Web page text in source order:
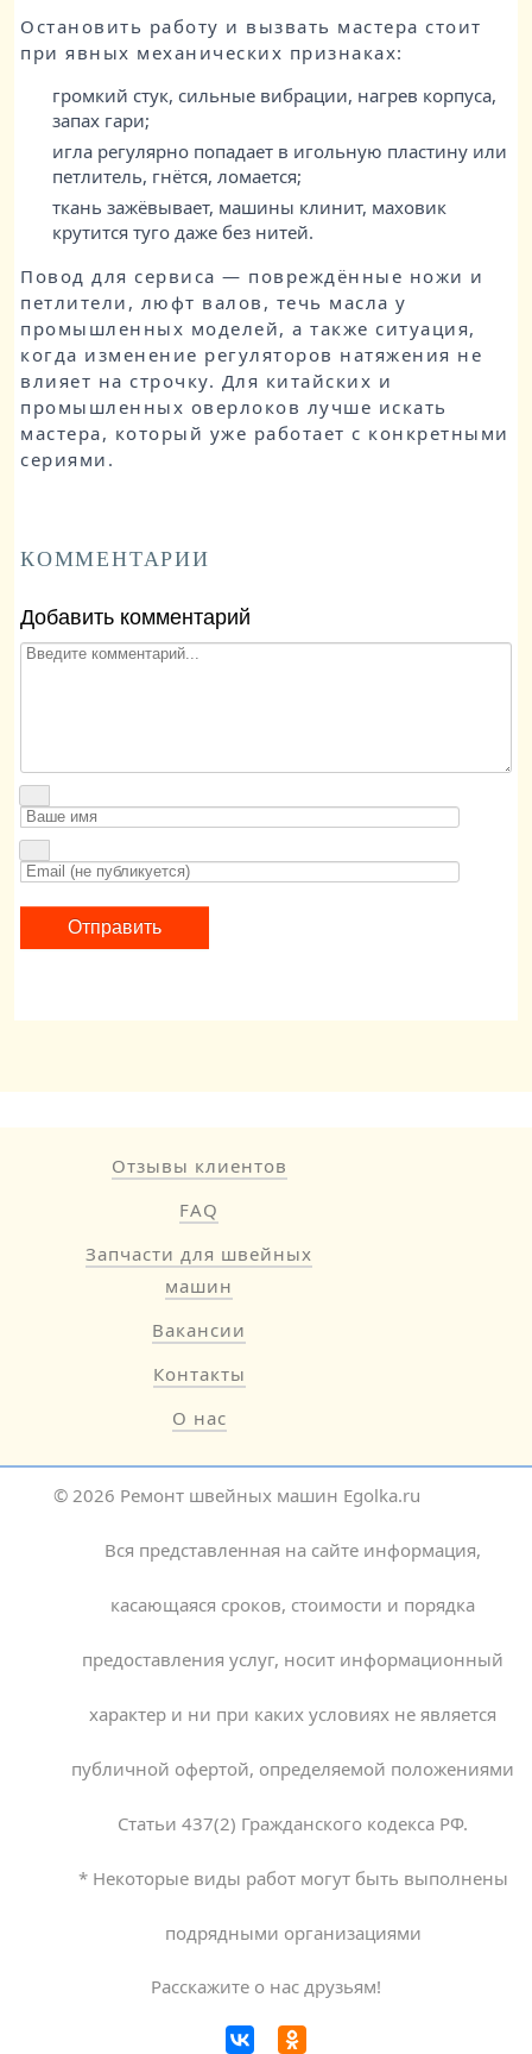
Остановить работу и вызвать мастера стоит
при явных механических признаках:
громкий стук, сильные вибрации, нагрев корпуса,
запах гари;
игла регулярно попадает в игольную пластину или
петлитель, гнётся, ломается;
ткань зажёвывает, машины клинит, маховик
крутится туго даже без нитей.
Повод для сервиса — повреждённые ножи и
петлители, люфт валов, течь масла у
промышленных моделей, а также ситуация,
когда изменение регуляторов натяжения не
влияет на строчку. Для китайских и
промышленных оверлоков лучше искать
мастера, который уже работает с конкретными
сериями.
КОММЕНТАРИИ
Добавить комментарий
Отправить
Отзывы клиентов
FAQ
Запчасти для швейных
машин
Вакансии
Контакты
О нас
© 2026 Ремонт швейных машин Egolka.ru
Вся представленная на сайте информация,
касающаяся сроков, стоимости и порядка
предоставления услуг, носит информационный
характер и ни при каких условиях не является
публичной офертой, определяемой положениями
Статьи 437(2) Гражданского кодекса РФ.
* Некоторые виды работ могут быть выполнены
подрядными организациями
Расскажите о нас друзьям!